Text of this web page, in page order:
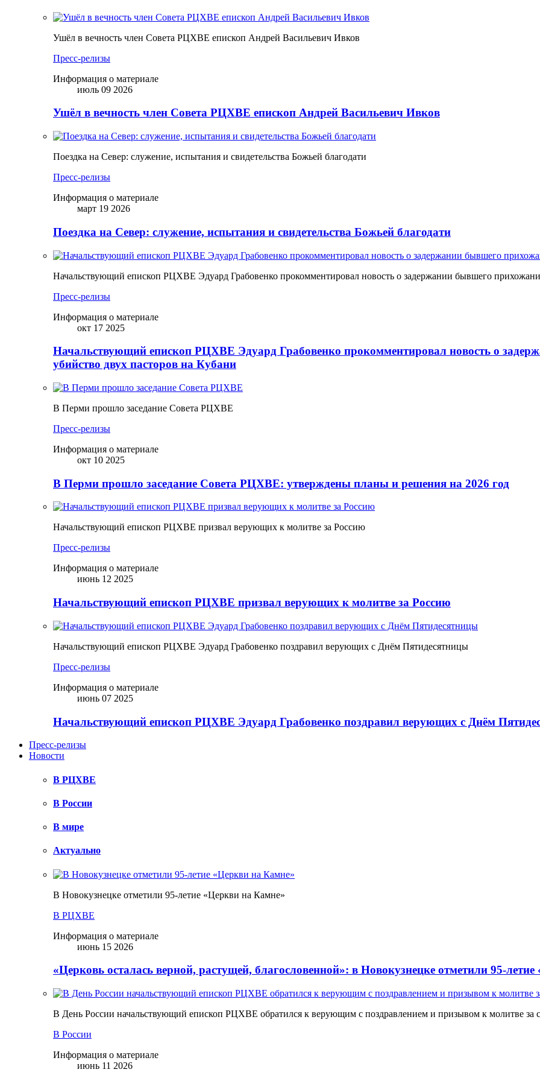
Ушёл в вечность член Совета РЦХВЕ епископ Андрей Васильевич Ивков
Пресс-релизы
Информация о материале
июль 09 2026
Ушёл в вечность член Совета РЦХВЕ епископ Андрей Васильевич Ивков
Поездка на Север: служение, испытания и свидетельства Божьей благодати
Пресс-релизы
Информация о материале
март 19 2026
Поездка на Север: служение, испытания и свидетельства Божьей благодати
Начальствующий епископ РЦХВЕ Эдуард Грабовенко прокомментировал новость о задержании бывшего
Пресс-релизы
Информация о материале
окт 17 2025
Начальствующий епископ РЦХВЕ Эдуард Грабовенко прокомментировал новость о
убийство двух пасторов на Кубани
В Перми прошло заседание Совета РЦХВЕ
Пресс-релизы
Информация о материале
окт 10 2025
В Перми прошло заседание Совета РЦХВЕ: утверждены планы и решения на 2026 год
Начальствующий епископ РЦХВЕ призвал верующих к молитве за Россию
Пресс-релизы
Информация о материале
июнь 12 2025
Начальствующий епископ РЦХВЕ призвал верующих к молитве за Россию
Начальствующий епископ РЦХВЕ Эдуард Грабовенко поздравил верующих с Днём Пятидесятницы
Пресс-релизы
Информация о материале
июнь 07 2025
Начальствующий епископ РЦХВЕ Эдуард Грабовенко поздравил верующих с Днём
Пресс-релизы
Новости
В РЦХВЕ
В России
В мире
Актуально
В Новокузнецке отметили 95-летие «Церкви на Камне»
В РЦХВЕ
Информация о материале
июнь 15 2026
«Церковь осталась верной, растущей, благословенной»: в Новокузнецке отметили 95-
В День России начальствующий епископ РЦХВЕ обратился к верующим с поздравлением и призывом к молитве за
В России
Информация о материале
июнь 11 2026